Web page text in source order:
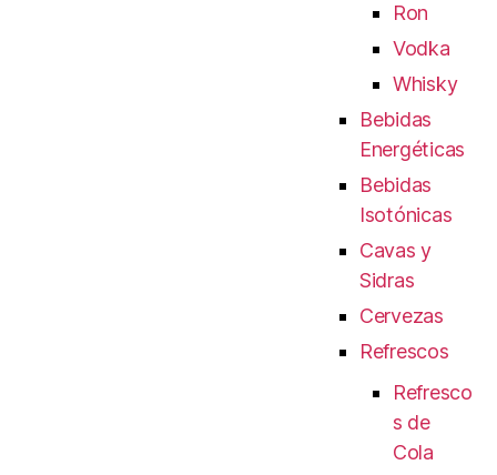
Ron
Vodka
Whisky
Bebidas
Energéticas
Bebidas
Isotónicas
Cavas y
Sidras
Cervezas
Refrescos
Refresco
s de
Cola